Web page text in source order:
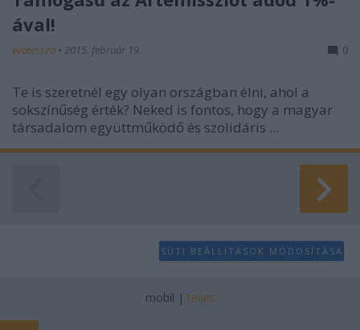
ával!
evatessza • 2015. február 19. 0
Te is szeretnél egy olyan országban élni, ahol a
sokszínűség érték? Neked is fontos, hogy a magyar
társadalom együttműködő és szolidáris ...
SÜTI BEÁLLÍTÁSOK MÓDOSÍTÁSA
mobil | teljes